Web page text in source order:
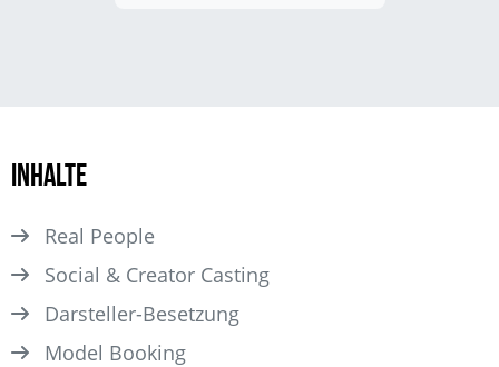
Inhalte
Real People
Social & Creator Casting
Darsteller­-Besetzung
Model Booking